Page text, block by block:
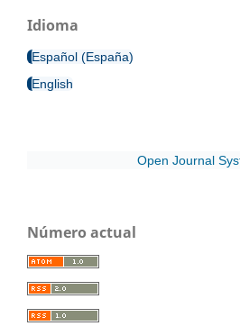
Idioma
Español (España)
English
Open Journal
Número actual